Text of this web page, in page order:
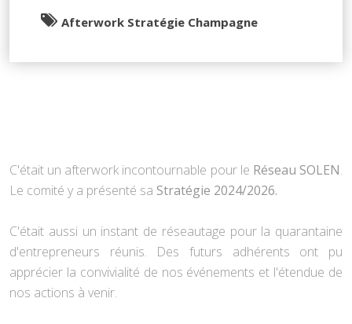
Afterwork Stratégie Champagne
C'était un afterwork incontournable pour le Réseau SOLEN.
Le comité y a présenté sa Stratégie 2024/2026.
C'était aussi un instant de réseautage pour la quarantaine
d'entrepreneurs réunis. Des futurs adhérents ont pu
apprécier la convivialité de nos événements et l'étendue de
nos actions à venir.